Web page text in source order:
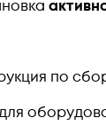
по